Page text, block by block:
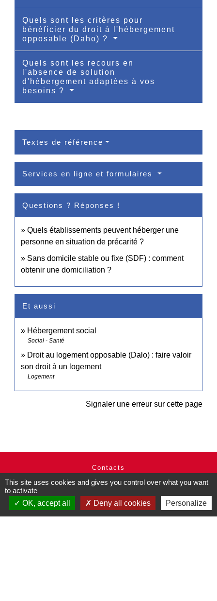
Quels sont les critères pour
bénéficier du droit à l'hébergement
opposable (Daho) ?
Quels sont les recours en
l'absence de solution
d'hébergement adaptées à vos
besoins ?
Textes de référence
Services en ligne et formulaires
Questions ? Réponses !
Quels établissements peuvent héberger une
personne en situation de précarité ?
Sans domicile stable ou fixe (SDF) : comment
obtenir une domiciliation ?
Et aussi
Hébergement social
Social - Santé
Droit au logement opposable (Dalo) : faire valoir
son droit à un logement
Logement
Signaler une erreur sur cette page
Contacts
Commune de Pullay
27130 Pullay - FRANCE
+33 2 32 32 18 58
This site uses cookies and gives you control over what you want
to activate
OK, accept all
Deny all cookies Personalize